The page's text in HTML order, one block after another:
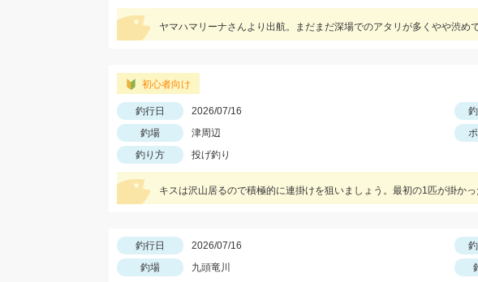
ヤマハマリーナさんより出航。まだまだ深場でのアタリが多くやや渋め
初心者向け
釣行日 2026/07/16
釣場
津周辺
釣り方
投げ釣り
釣行日 2026/07/16
釣場
九頭竜川